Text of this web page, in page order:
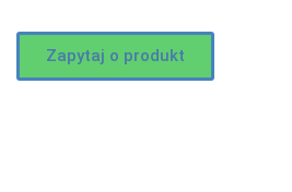
Zapytaj o produkt